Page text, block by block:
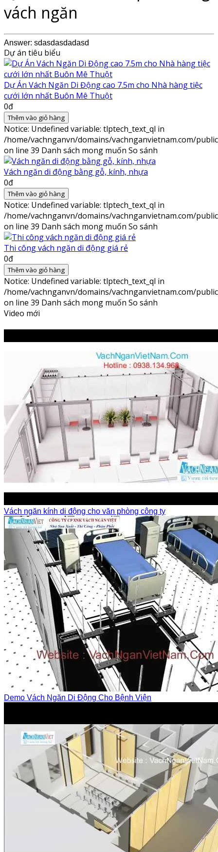
vách ngăn
Answer: sdasdasdadasd
Dự án tiêu biểu
Dự Án Vách Ngăn Di Động cao 7.5m cho Nhà hàng tiệc
cưới lớn nhất Buôn Mê Thuột
0đ
Thêm vào giỏ hàng
Notice: Undefined variable: tlptech_text_ql in
/home/vachnganvn/domains/vachnganvietnam.com/
on line 39 Danh sách mong muốn So sánh
Vách ngăn di động bằng gỗ, kính, nhựa
0đ
Thêm vào giỏ hàng
Notice: Undefined variable: tlptech_text_ql in
/home/vachnganvn/domains/vachnganvietnam.com/
on line 39 Danh sách mong muốn So sánh
Thi công vách ngăn di động giá rẻ
0đ
Thêm vào giỏ hàng
Notice: Undefined variable: tlptech_text_ql in
/home/vachnganvn/domains/vachnganvietnam.com/
on line 39 Danh sách mong muốn So sánh
Video mới
Vách ngăn kính di động cho văn phòng công ty
Demo Vách Ngăn Di Động Cho Bệnh Viện